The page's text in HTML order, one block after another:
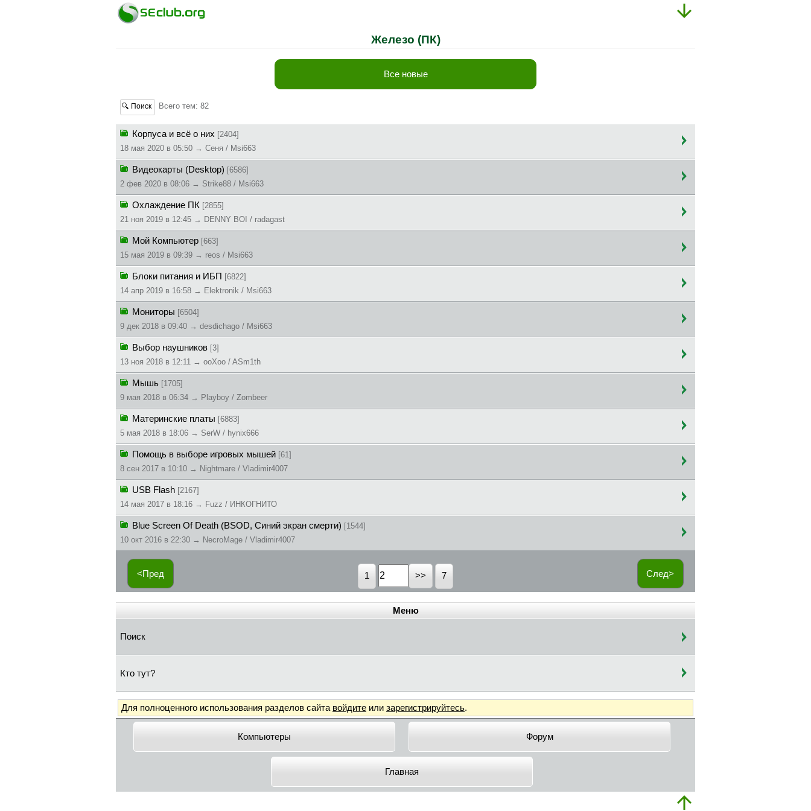
Железо (ПК)
Все новые
🔍 Поиск Всего тем: 82
Корпуса и всё о них [2404]
18 мая 2020 в 05:50 → Сеня / Msi663
Видеокарты (Desktop) [6586]
2 фев 2020 в 08:06 → Strike88 / Msi663
Охлаждение ПК [2855]
21 ноя 2019 в 12:45 → DENNY BOI / radagast
Мой Компьютер [663]
15 мая 2019 в 09:39 → reos / Msi663
Блоки питания и ИБП [6822]
14 апр 2019 в 16:58 → Elektronik / Msi663
Мониторы [6504]
9 дек 2018 в 09:40 → desdichago / Msi663
Выбор наушников [3]
13 ноя 2018 в 12:11 → ooXoo / ASm1th
Мышь [1705]
9 мая 2018 в 06:34 → Playboy / Zombeer
Материнские платы [6883]
5 мая 2018 в 18:06 → SerW / hynix666
Помощь в выборе игровых мышей [61]
8 сен 2017 в 10:10 → Nightmare / Vladimir4007
USB Flash [2167]
14 мая 2017 в 18:16 → Fuzz / ИНКОГНИТО
Blue Screen Of Death (BSOD, Синий экран смерти) [1544]
10 окт 2016 в 22:30 → NecroMage / Vladimir4007
<Пред След>
1 7
Меню
Поиск
Кто тут?
Для полноценного использования разделов сайта войдите или зарегистрируйтесь.
Компьютеры Форум
Главная